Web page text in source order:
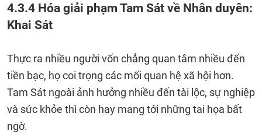
4.3.4 Hóa giải phạm Tam Sát về Nhân duyên:
Khai Sát
Thực ra nhiều người vốn chẳng quan tâm nhiều đến
tiền bạc, họ coi trọng các mối quan hệ xã hội hơn.
Tam Sát ngoài ảnh hưởng nhiều đến tài lộc, sự nghiệp
và sức khỏe thì còn hay mang tới những tai họa bất
ngờ.